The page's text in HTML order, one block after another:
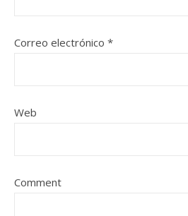
Correo electrónico *
Web
Comment